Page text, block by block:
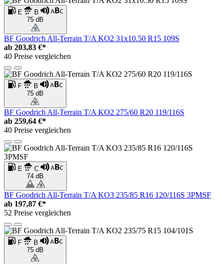
E
B
75 dB
BF Goodrich All-Terrain T/A KO2 31x10.50 R15 109S
ab 203,83 €*
40 Preise vergleichen
F
B
75 dB
BF Goodrich All-Terrain T/A KO2 275/60 R20 119/116S
ab 259,64 €*
40 Preise vergleichen
E
C
74 dB
BF Goodrich All-Terrain T/A KO3 235/85 R16 120/116S 3PMSF
ab 197,87 €*
52 Preise vergleichen
F
B
75 dB